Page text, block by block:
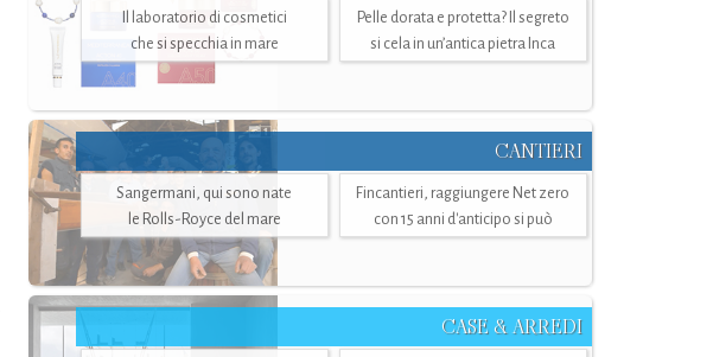
Il laboratorio di cosmetici
che si specchia in mare
Pelle dorata e protetta? Il segreto
si cela in un’antica pietra Inca
CANTIERI
Sangermani, qui sono nate
le Rolls-Royce del mare
Fincantieri, raggiungere Net zero
con 15 anni d'anticipo si può
CASE & ARREDI